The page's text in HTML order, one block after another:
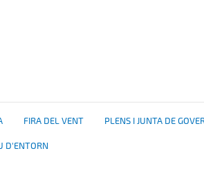
FIRA DEL VENT PLENS I JUNTA DE
D'ENTORN